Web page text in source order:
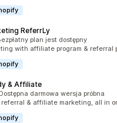
ReferrLy
1010
plan jest dostępny
with affiliate program & referral
& Affiliate
1408
Dostępna darmowa wersja próbna
& affiliate marketing, all in